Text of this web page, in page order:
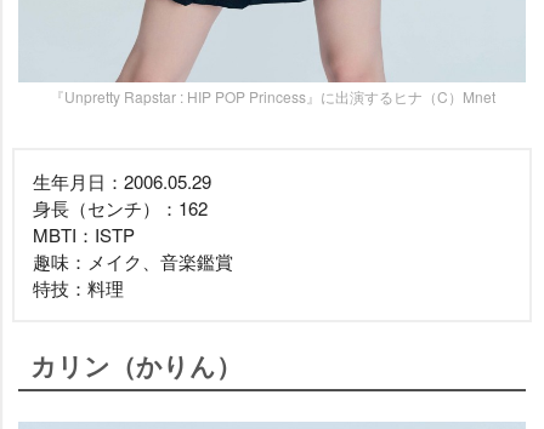
『Unpretty Rapstar : HIP POP Princess』に出演するヒナ（C）Mnet
生年月日：2006.05.29
身長（センチ）：162
MBTI：ISTP
趣味：メイク、音楽鑑賞
特技：料理
カリン（かりん）